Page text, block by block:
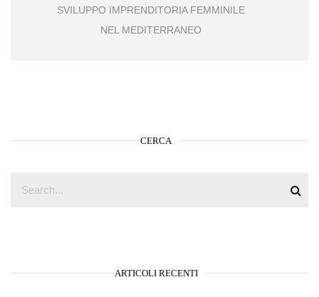
SVILUPPO IMPRENDITORIA FEMMINILE
NEL MEDITERRANEO
CERCA
ARTICOLI RECENTI